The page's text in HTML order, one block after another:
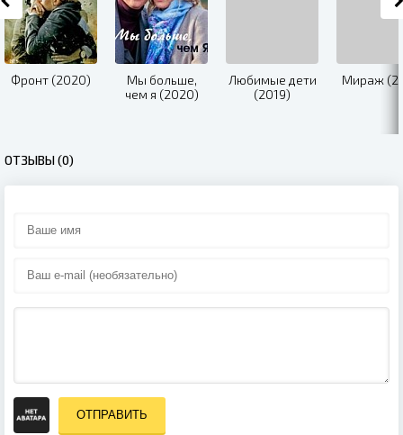
Фронт (2020)
Мы больше,
чем я (2020)
Любимые дети
(2019)
Мираж
ОТЗЫВЫ (0)
ОТПРАВИТЬ